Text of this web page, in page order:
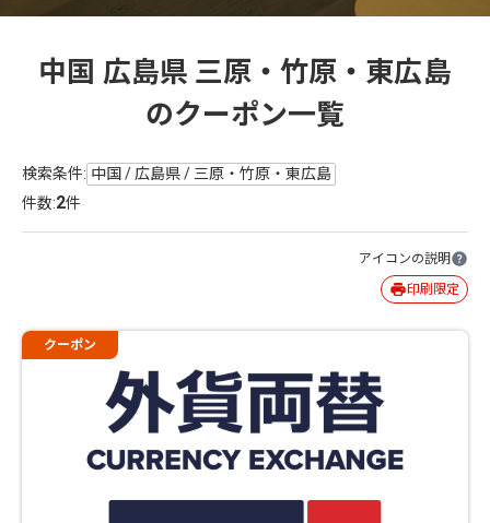
中国 広島県 三原・竹原・東広島
のクーポン一覧
検索条件: 中国 / 広島県 / 三原・竹原・東広島
件数:2件
アイコンの説明
印刷限定
クーポン